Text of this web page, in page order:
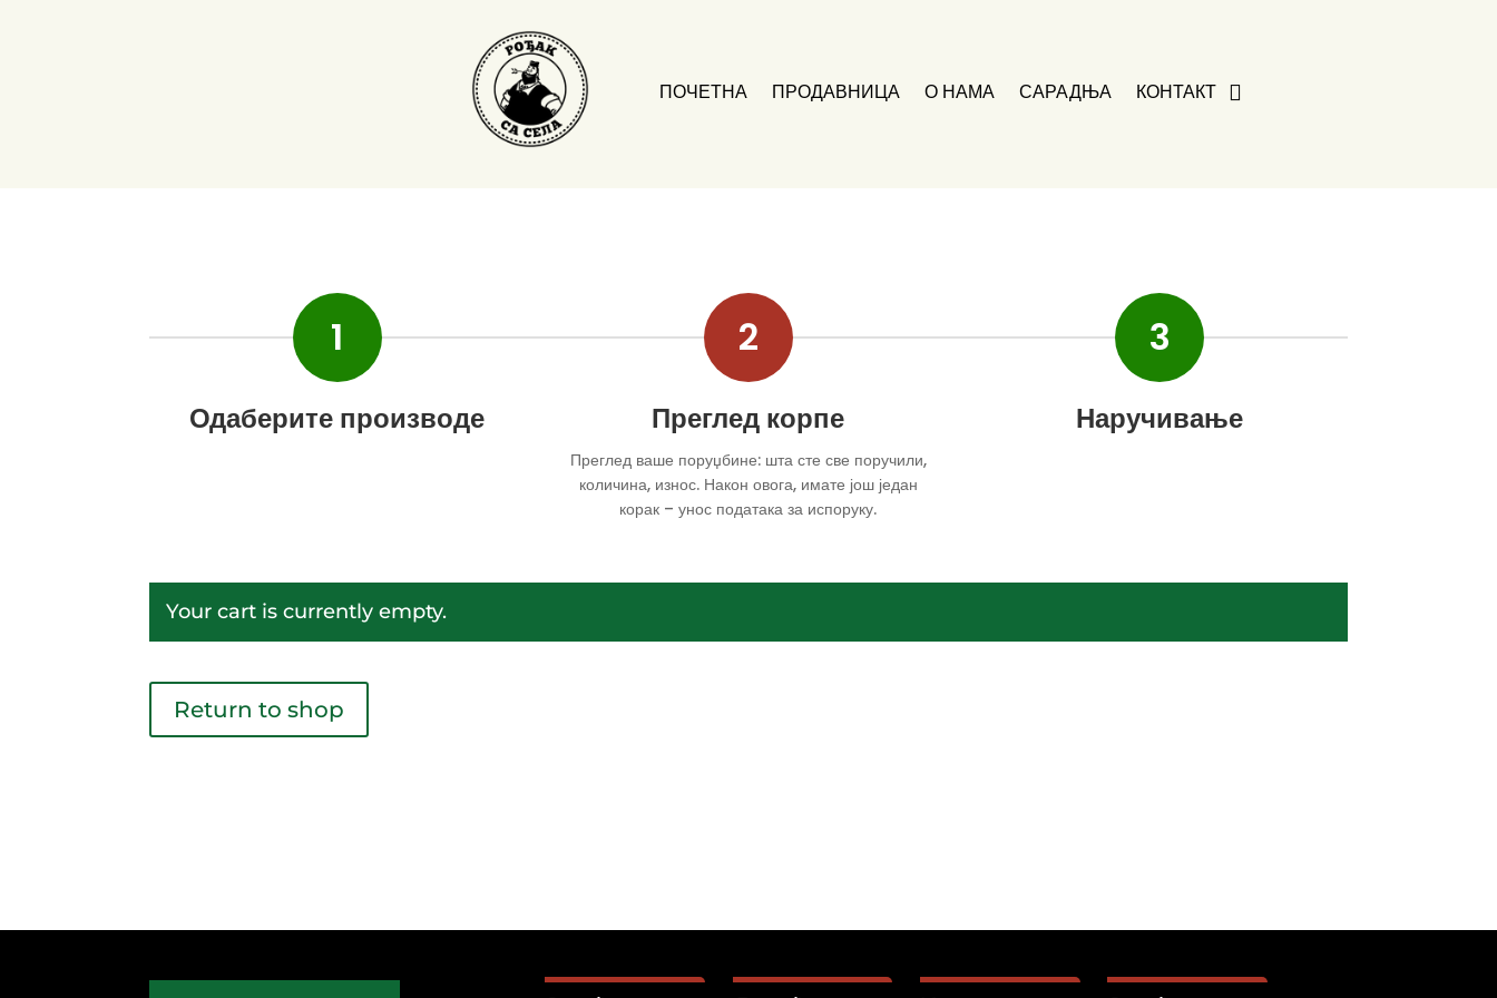
ПОЧЕТНА ПРОДАВНИЦА О НАМА САРАДЊА КОНТАКТ
1
Одаберите производе
2
Преглед корпе
Преглед ваше поруџбине: шта сте све поручили,
количина, износ. Након овога, имате још један
корак – унос података за испоруку.
3
Наручивање
Your cart is currently empty.
Return to shop